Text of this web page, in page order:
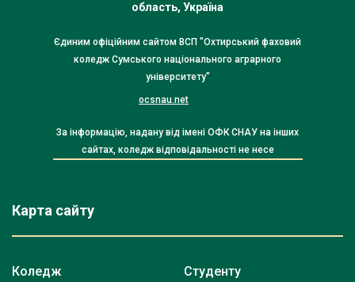
область, Україна
Єдиним офіційним сайтом ВСП "Охтирський фаховий
коледж Сумського національного аграрного
університету"
ocsnau.net
За інформацію, надану від імені ОФК СНАУ на інших
сайтах, коледж відповідальності не несе
Карта сайту
Коледж Студенту